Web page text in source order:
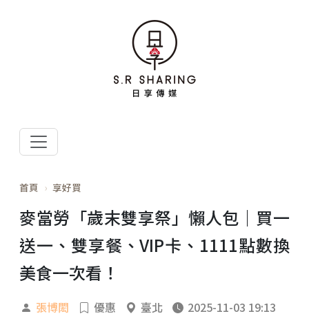
首頁 享好買
麥當勞「歲末雙享祭」懶人包｜買一
送一、雙享餐、VIP卡、1111點數換
美食一次看！
張博閎 優惠 臺北
2025-11-03 19:13